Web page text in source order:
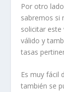
Por otro
sabremos si
solicitar este
válido y
tasas
Es muy fácil
también se